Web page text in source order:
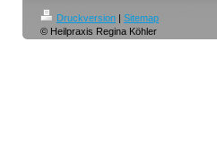
Druckversion | Sitemap
© Heilpraxis Regina Köhler